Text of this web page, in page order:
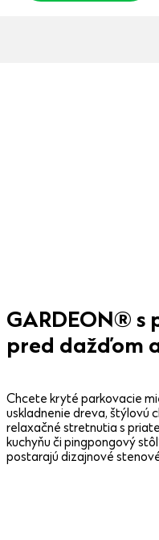
GARDEON®
pred dažďom
Chcete kryté parkovacie
uskladnenie dreva, štýlovú
relaxačné stretnutia s
kuchyňu či pingpongový
postarajú dizajnové